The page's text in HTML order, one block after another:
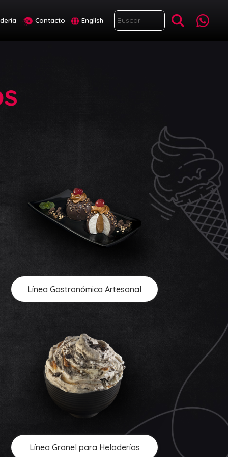
Contacto English
Línea Gastronómica Artesanal
Línea Granel para Heladerías